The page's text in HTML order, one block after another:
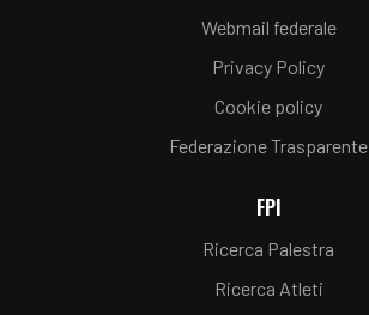
Webmail federale
Privacy Policy
Cookie policy
Federazione Trasparente
FPI
Ricerca Palestra
Ricerca Atleti